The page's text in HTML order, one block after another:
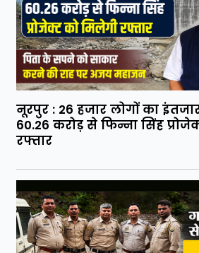
नूरपुर : 26 हजार लोगों का
60.26 करोड़ से फिन्ना सिंह
रफ्तार